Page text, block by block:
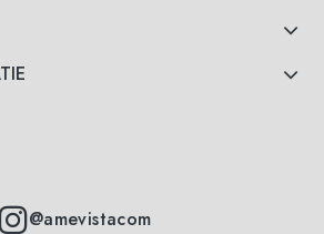
@amevistacom